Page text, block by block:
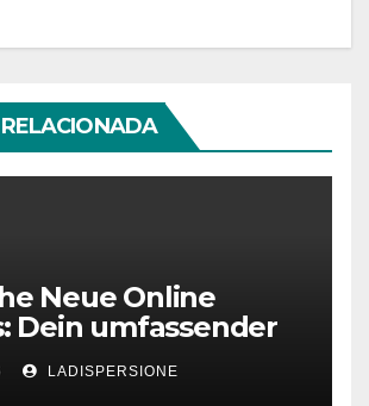
Neue Online
Dein umfassender
für moderne
LADISPERSIONE